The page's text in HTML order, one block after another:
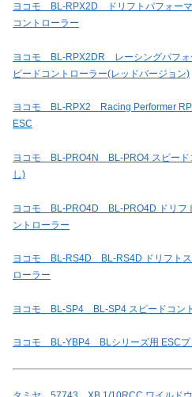
ヨコモ BL-RPX2D ドリフトパフォーマ
コントローラー
ヨコモ BL-RPX2DR レーシングパフォ
ピードコントローラー(レッドバージョン)
ヨコモ BL-RPX2 Racing Performer
ESC
ヨコモ BL-PRO4N BL-PRO4 スピード
し)
ヨコモ BL-PRO4D BL-PRO4D ドリフ
ントローラー
ヨコモ BL-RS4D BL-RS4D ドリフトス
ローラー
ヨコモ BL-SP4 BL-SP4 スピードコン
ヨコモ BL-YBP4 BLシリーズ用 ESCプ